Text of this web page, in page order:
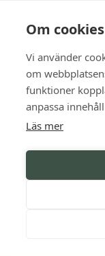
Om
Vi använder
om
funktioner
anpassa
Läs mer
Letzte